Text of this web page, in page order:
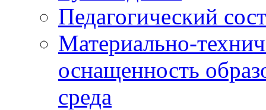
Педагогический
Материально-
оснащенность
среда